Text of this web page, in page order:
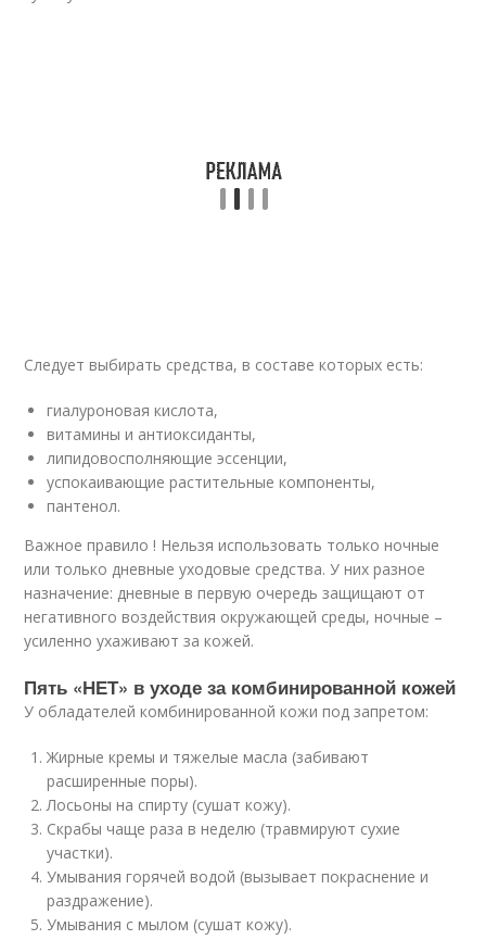
Следует выбирать средства, в составе которых есть:
гиалуроновая кислота,
витамины и антиоксиданты,
липидовосполняющие эссенции,
успокаивающие растительные компоненты,
пантенол.
Важное правило ! Нельзя использовать только ночные
или только дневные уходовые средства. У них разное
назначение: дневные в первую очередь защищают от
негативного воздействия окружающей среды, ночные –
усиленно ухаживают за кожей.
Пять «НЕТ» в уходе за комбинированной кожей
У обладателей комбинированной кожи под запретом:
Жирные кремы и тяжелые масла (забивают
расширенные поры).
Лосьоны на спирту (сушат кожу).
Скрабы чаще раза в неделю (травмируют сухие
участки).
Умывания горячей водой (вызывает покраснение и
раздражение).
Умывания с мылом (сушат кожу).